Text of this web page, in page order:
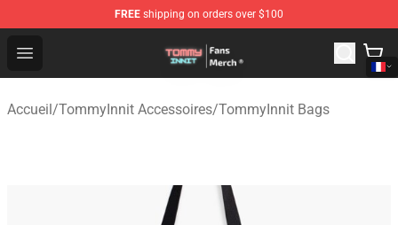
FREE shipping on orders over $100
Open menu
TommyInnit Store - Official TommyInnit Merchandise
Accueil/TommyInnit Accessoires/TommyInnit Bags